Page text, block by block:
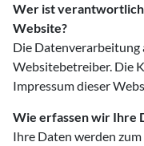
Wer ist verantwortlich
Website?
Die Datenverarbeitung
Websitebetreiber. Die
Impressum dieser
Wie erfassen wir Ihre
Ihre Daten werden